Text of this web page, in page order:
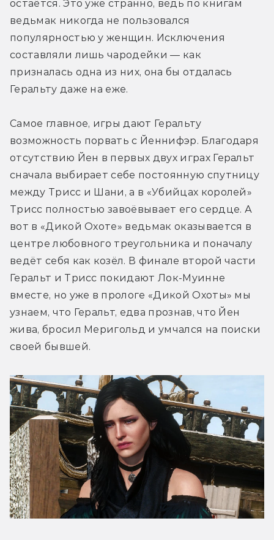
остаётся. Это уже странно, ведь по книгам
ведьмак никогда не пользовался
популярностью у женщин. Исключения
составляли лишь чародейки — как
призналась одна из них, она бы отдалась
Геральту даже на еже.
Самое главное, игры дают Геральту
возможность порвать с Йеннифэр. Благодаря
отсутствию Йен в первых двух играх Геральт
сначала выбирает себе постоянную спутницу
между Трисс и Шани, а в «Убийцах королей»
Трисс полностью завоёвывает его сердце. А
вот в «Дикой Охоте» ведьмак оказывается в
центре любовного треугольника и поначалу
ведёт себя как козёл. В финале второй части
Геральт и Трисс покидают Лок-Муинне
вместе, но уже в прологе «Дикой Охоты» мы
узнаем, что Геральт, едва прознав, что Йен
жива, бросил Меригольд и умчался на поиски
своей бывшей.